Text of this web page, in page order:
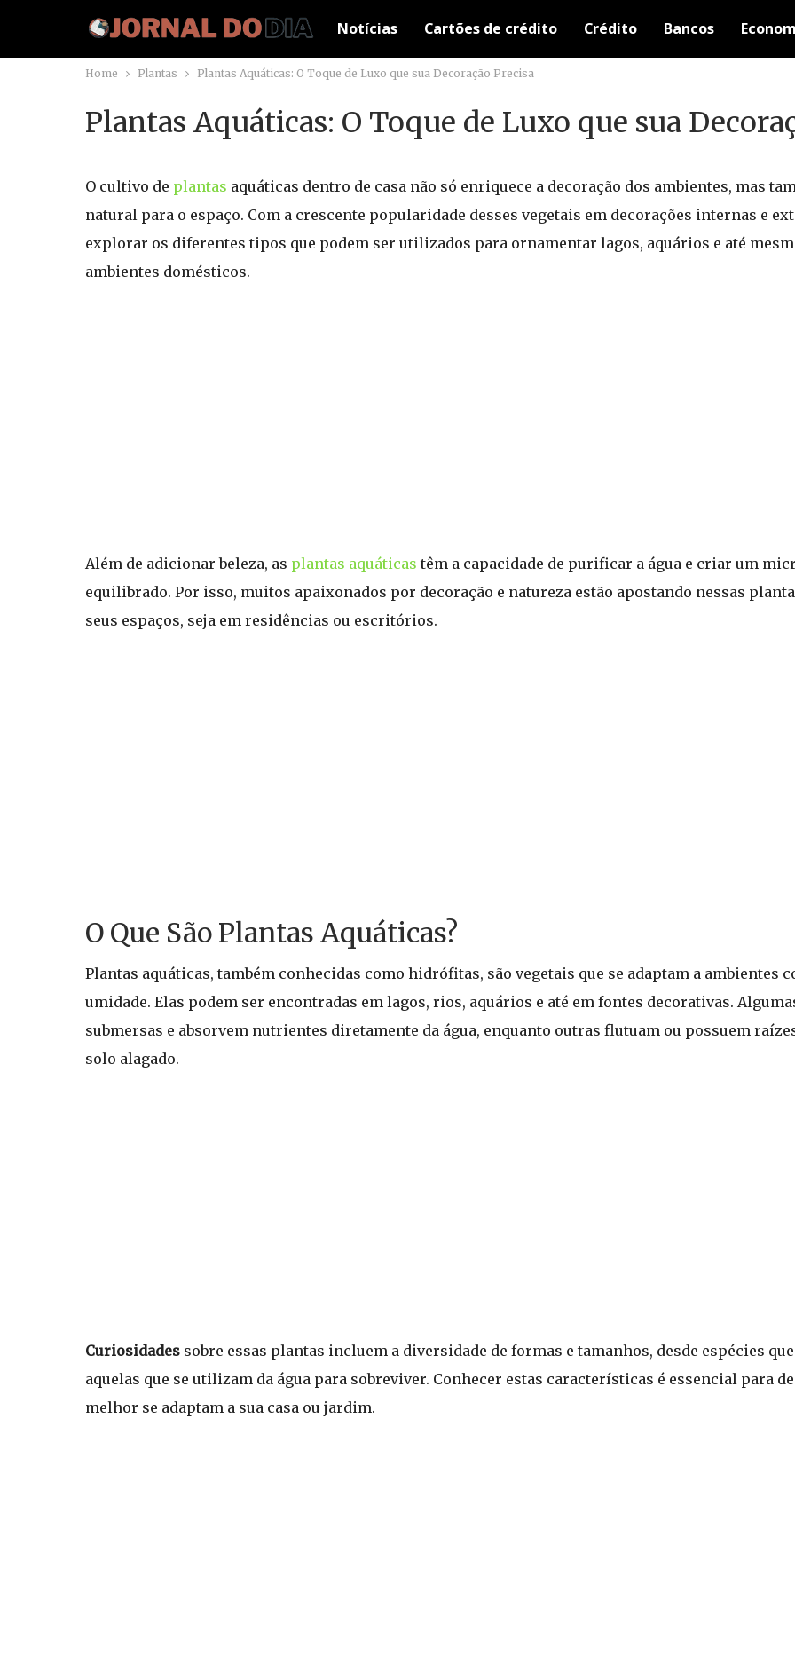
Notícias Cartões de crédito Crédito Bancos
Home Plantas Plantas Aquáticas: O Toque de Luxo que sua Decoração Precisa
Plantas Aquáticas: O Toque de Luxo que sua
O cultivo de plantas aquáticas dentro de casa não só enriquece a decoração dos ambientes, mas
natural para o espaço. Com a crescente popularidade desses vegetais em decorações internas e
explorar os diferentes tipos que podem ser utilizados para ornamentar lagos, aquários e até
ambientes domésticos.
Além de adicionar beleza, as plantas aquáticas têm a capacidade de purificar a água e criar um
equilibrado. Por isso, muitos apaixonados por decoração e natureza estão apostando nessas
seus espaços, seja em residências ou escritórios.
O Que São Plantas Aquáticas?
Plantas aquáticas, também conhecidas como hidrófitas, são vegetais que se adaptam a ambientes
umidade. Elas podem ser encontradas em lagos, rios, aquários e até em fontes decorativas.
submersas e absorvem nutrientes diretamente da água, enquanto outras flutuam ou possuem
solo alagado.
Curiosidades sobre essas plantas incluem a diversidade de formas e tamanhos, desde espécies
aquelas que se utilizam da água para sobreviver. Conhecer estas características é essencial para
melhor se adaptam a sua casa ou jardim.